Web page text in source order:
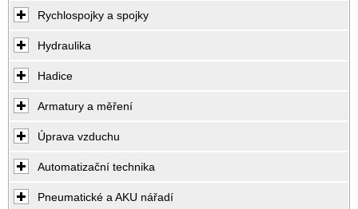
Rychlospojky a spojky
Hydraulika
Hadice
Armatury a měření
Úprava vzduchu
Automatizační technika
Pneumatické a AKU nářadí